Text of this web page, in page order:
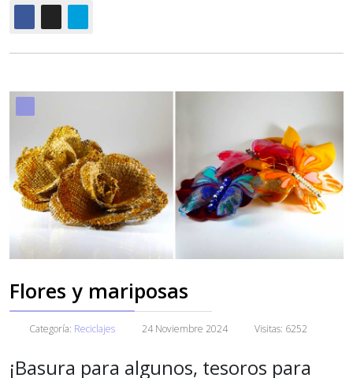
Flores y mariposas
Categoría: Reciclajes 24 Noviembre 2024 Visitas: 6252
¡Basura para algunos, tesoros para